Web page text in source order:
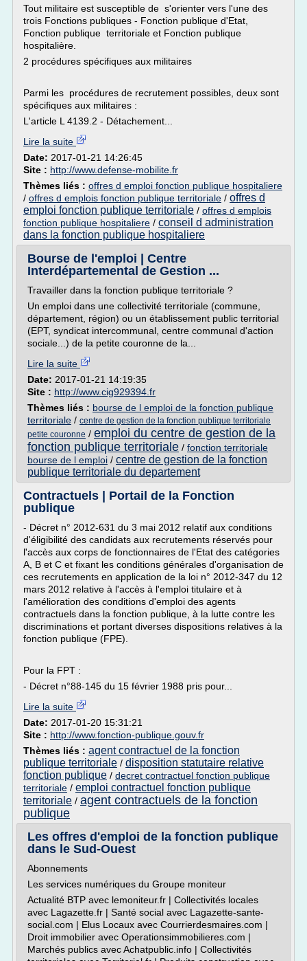
Tout militaire est susceptible de s'orienter vers l'une des
trois Fonctions publiques - Fonction publique d'Etat,
Fonction publique territoriale et Fonction publique
hospitalière.
2 procédures spécifiques aux militaires
Parmi les procédures de recrutement possibles, deux sont
spécifiques aux militaires :
L'article L 4139.2 - Détachement...
Lire la suite
Date: 2017-01-21 14:26:45
Site : http://www.defense-mobilite.fr
Thèmes liés : offres d emploi fonction publique hospitaliere
/ offres d emplois fonction publique territoriale / offres d
emploi fonction publique territoriale / offres d emplois
fonction publique hospitaliere / conseil d administration
dans la fonction publique hospitaliere
Bourse de l'emploi | Centre
Interdépartemental de Gestion ...
Travailler dans la fonction publique territoriale ?
Un emploi dans une collectivité territoriale (commune,
département, région) ou un établissement public territorial
(EPT, syndicat intercommunal, centre communal d'action
sociale...) de la petite couronne de la...
Lire la suite
Date: 2017-01-21 14:19:35
Site : http://www.cig929394.fr
Thèmes liés : bourse de l emploi de la fonction publique
territoriale / centre de gestion de la fonction publique territoriale
petite couronne / emploi du centre de gestion de la
fonction publique territoriale / fonction territoriale
bourse de l emploi / centre de gestion de la fonction
publique territoriale du departement
Contractuels | Portail de la Fonction
publique
- Décret n° 2012-631 du 3 mai 2012 relatif aux conditions
d'éligibilité des candidats aux recrutements réservés pour
l'accès aux corps de fonctionnaires de l'Etat des catégories
A, B et C et fixant les conditions générales d'organisation de
ces recrutements en application de la loi n° 2012-347 du 12
mars 2012 relative à l'accès à l'emploi titulaire et à
l'amélioration des conditions d'emploi des agents
contractuels dans la fonction publique, à la lutte contre les
discriminations et portant diverses dispositions relatives à la
fonction publique (FPE).
Pour la FPT :
- Décret n°88-145 du 15 février 1988 pris pour...
Lire la suite
Date: 2017-01-20 15:31:21
Site : http://www.fonction-publique.gouv.fr
Thèmes liés : agent contractuel de la fonction
publique territoriale / disposition statutaire relative
fonction publique / decret contractuel fonction publique
territoriale / emploi contractuel fonction publique
territoriale / agent contractuels de la fonction
publique
Les offres d'emploi de la fonction publique
dans le Sud-Ouest
Abonnements
Les services numériques du Groupe moniteur
Actualité BTP avec lemoniteur.fr | Collectivités locales
avec Lagazette.fr | Santé social avec Lagazette-sante-
social.com | Elus Locaux avec Courrierdesmaires.com |
Droit immobilier avec Operationsimmobilieres.com |
Marchés publics avec Achatpublic.info | Collectivités